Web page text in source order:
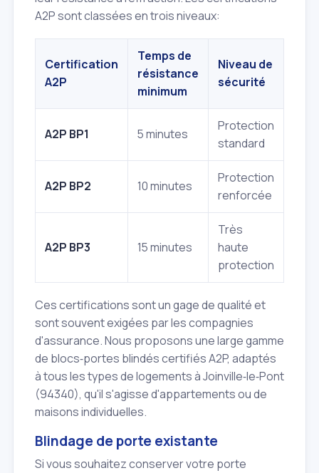
A2P sont classées en trois niveaux:
Certification
A2P
Temps de
résistance
minimum
Niveau de
sécurité
A2P BP1 5 minutes
Protection
standard
A2P BP2 10 minutes
Protection
renforcée
A2P BP3 15 minutes
Très
haute
protection
Ces certifications sont un gage de qualité et
sont souvent exigées par les compagnies
d'assurance. Nous proposons une large gamme
de blocs‑portes blindés certifiés A2P, adaptés
à tous les types de logements à Joinville‑le‑Pont
(94340), qu'il s'agisse d'appartements ou de
maisons individuelles.
Blindage de porte existante
Si vous souhaitez conserver votre porte